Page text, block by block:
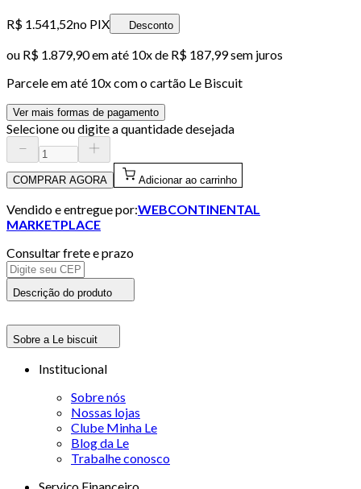
R$ 1.541,52no PIX Desconto
ou R$ 1.879,90em até 10x de R$ 187,99 sem juros
Parcele em até 10x com o cartão Le Biscuit
Ver mais formas de pagamento
Selecione ou digite a quantidade desejada
COMPRAR AGORA Adicionar ao carrinho
Vendido e entregue por:WEBCONTINENTAL
MARKETPLACE
Consultar frete e prazo
Descrição do produto
Sobre a Le biscuit
Institucional
Sobre nós
Nossas lojas
Clube Minha Le
Blog da Le
Trabalhe conosco